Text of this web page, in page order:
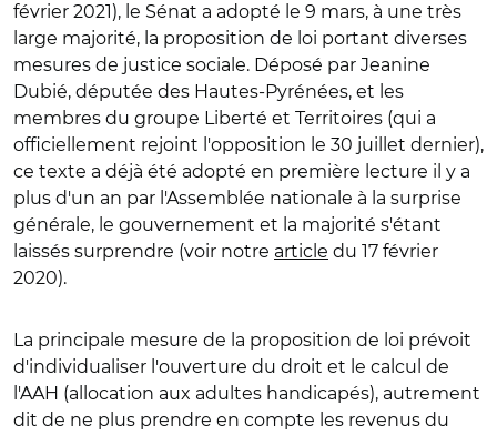
février 2021), le Sénat a adopté le 9 mars, à une très
large majorité, la proposition de loi portant diverses
mesures de justice sociale. Déposé par Jeanine
Dubié, députée des Hautes-Pyrénées, et les
membres du groupe Liberté et Territoires (qui a
officiellement rejoint l'opposition le 30 juillet dernier),
ce texte a déjà été adopté en première lecture il y a
plus d'un an par l'Assemblée nationale à la surprise
générale, le gouvernement et la majorité s'étant
laissés surprendre (voir notre article du 17 février
2020).
La principale mesure de la proposition de loi prévoit
d'individualiser l'ouverture du droit et le calcul de
l'AAH (allocation aux adultes handicapés), autrement
dit de ne plus prendre en compte les revenus du